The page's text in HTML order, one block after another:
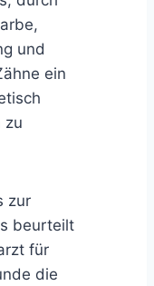
und
ein
zu
zur
beurteilt
für
die